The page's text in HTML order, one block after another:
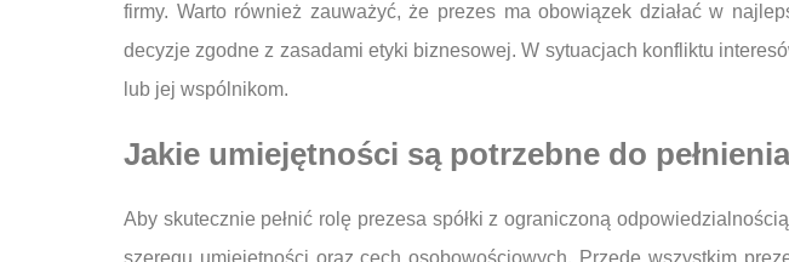
firmy. Warto również zauważyć, że prezes ma obowiązek działać w
decyzje zgodne z zasadami etyki biznesowej. W sytuacjach konfliktu
lub jej wspólnikom.
Jakie umiejętności są potrzebne do
Aby skutecznie pełnić rolę prezesa spółki z ograniczoną
szeregu umiejętności oraz cech osobowościowych. Przede wszystkim